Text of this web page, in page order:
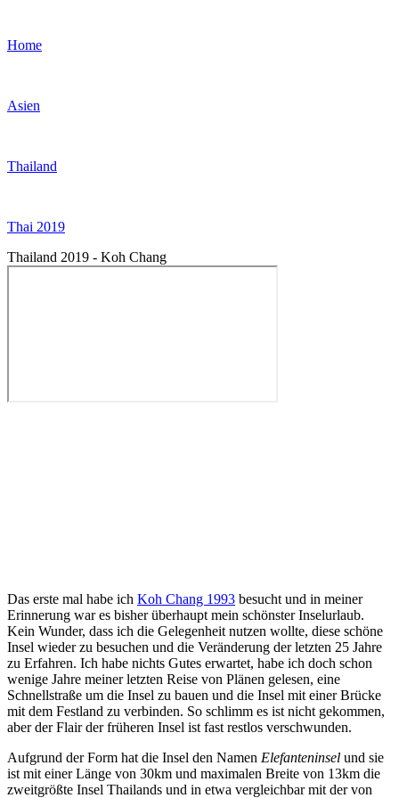
Home
Asien
Thailand
Thai 2019
Thailand 2019 - Koh Chang
Das erste mal habe ich Koh Chang 1993 besucht und in meiner
Erinnerung war es bisher überhaupt mein schönster Inselurlaub.
Kein Wunder, dass ich die Gelegenheit nutzen wollte, diese schöne
Insel wieder zu besuchen und die Veränderung der letzten 25 Jahre
zu Erfahren. Ich habe nichts Gutes erwartet, habe ich doch schon
wenige Jahre meiner letzten Reise von Plänen gelesen, eine
Schnellstraße um die Insel zu bauen und die Insel mit einer Brücke
mit dem Festland zu verbinden. So schlimm es ist nicht gekommen,
aber der Flair der früheren Insel ist fast restlos verschwunden.
Aufgrund der Form hat die Insel den Namen Elefanteninsel und sie
ist mit einer Länge von 30km und maximalen Breite von 13km die
zweitgrößte Insel Thailands und in etwa vergleichbar mit der von